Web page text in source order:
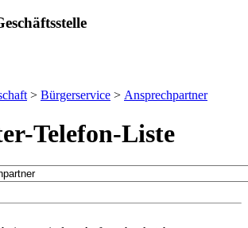
> Bürgerservice > Ansprechpartner
Telefon-Liste